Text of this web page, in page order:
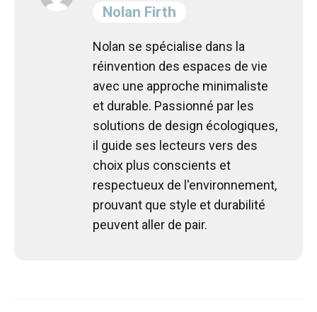
Nolan Firth
Nolan se spécialise dans la
réinvention des espaces de vie
avec une approche minimaliste
et durable. Passionné par les
solutions de design écologiques,
il guide ses lecteurs vers des
choix plus conscients et
respectueux de l'environnement,
prouvant que style et durabilité
peuvent aller de pair.